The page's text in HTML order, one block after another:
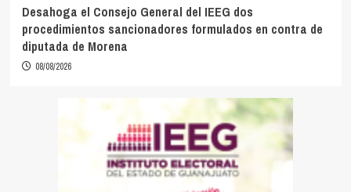
Desahoga el Consejo General del IEEG dos
procedimientos sancionadores formulados en contra de
diputada de Morena
08/08/2026